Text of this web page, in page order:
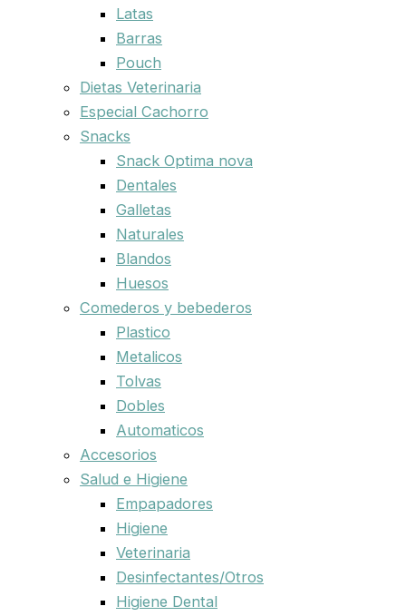
Latas
Barras
Pouch
Dietas Veterinaria
Especial Cachorro
Snacks
Snack Optima nova
Dentales
Galletas
Naturales
Blandos
Huesos
Comederos y bebederos
Plastico
Metalicos
Tolvas
Dobles
Automaticos
Accesorios
Salud e Higiene
Empapadores
Higiene
Veterinaria
Desinfectantes/Otros
Higiene Dental